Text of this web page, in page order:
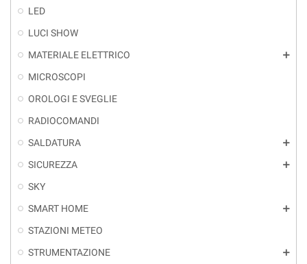
LED
LUCI SHOW
MATERIALE ELETTRICO
add
MICROSCOPI
OROLOGI E SVEGLIE
RADIOCOMANDI
SALDATURA
add
SICUREZZA add
SKY
SMART HOME
add
STAZIONI METEO
STRUMENTAZIONE
add